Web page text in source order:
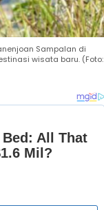
Sampalan di
wisata baru. (Foto: